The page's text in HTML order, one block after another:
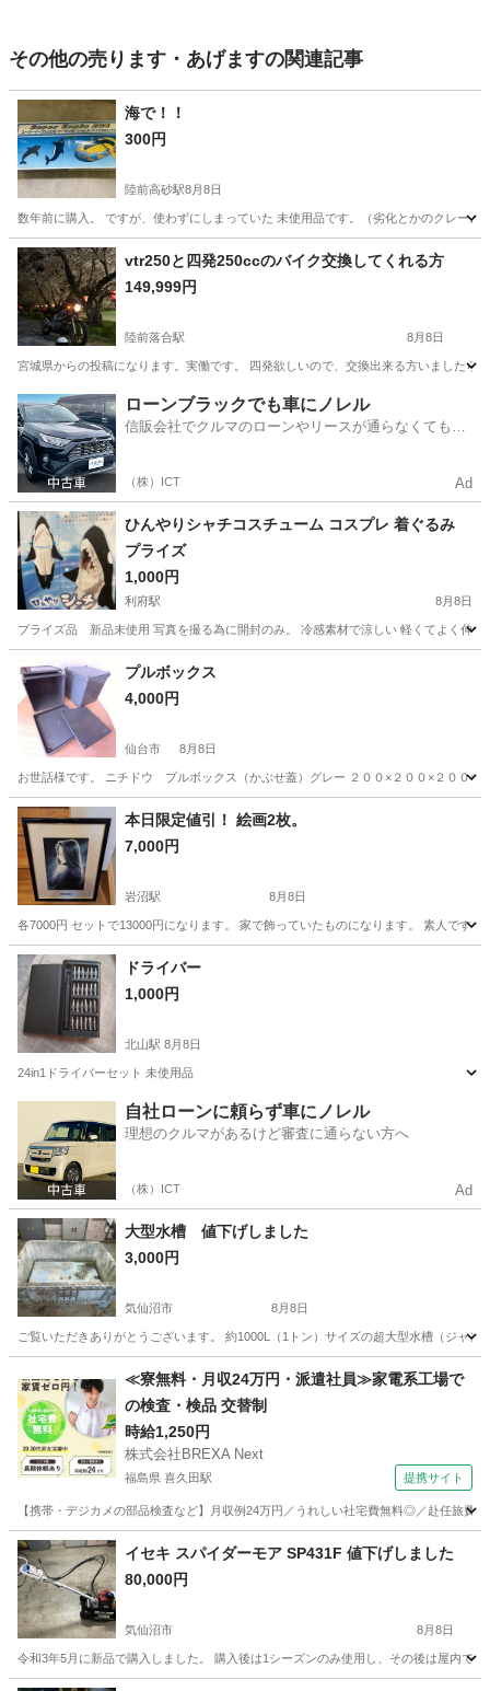
その他の売ります・あげますの関連記事
海で！！
300円
陸前高砂駅8月8日
数年前に購入。 ですが、使わずにしまっていた 未使用品です。（劣化とかのクレー
宮城 仙台市 陸前高砂駅
vtr250と四発250ccのバイク交換してくれる方
149,999円
陸前落合駅 8月8日
宮城県からの投稿になります。実働です。 四発欲しいので、交換出来る方いましたら
宮城 仙台市 陸前落合駅 その他
ローンブラックでも車にノレル
信販会社でクルマのローンやリースが通らなくてもク
（株）ICT Ad
ひんやりシャチコスチューム コスプレ 着ぐるみ
プライズ
1,000円
利府駅 8月8日
プライズ品 新品未使用 写真を撮る為に開封のみ。 冷感素材で涼しい 軽くてよく伸
宮城 宮城郡 利府駅
プルボックス
4,000円
仙台市 8月8日
お世話様です。 ニチドウ プルボックス（かぶせ蓋）グレー ２００×２００×２０
宮城 仙台市 その他 ニチドウ
本日限定値引！ 絵画2枚。
7,000円
岩沼駅 8月8日
各7000円 セットで13000円になります。 家で飾っていたものになります。 素人です
宮城 岩沼市 岩沼駅
ドライバー
1,000円
北山駅 8月8日
24in1ドライバーセット 未使用品
北山駅 その他
自社ローンに頼らず車にノレル
理想のクルマがあるけど審査に通らない方へ
（株）ICT Ad
大型水槽 値下げしました
3,000円
気仙沼市 8月8日
ご覧いただきありがとうございます。 約1000L（1トン）サイズの超大型水槽（ジャ
その他
≪寮無料・月収24万円・派遣社員≫家電系工場で
の検査・検品 交替制
時給1,250円
株式会社BREXA Next
福島県 喜久田駅 提携サイト
【携帯・デジカメの部品検査など】月収例24万円／うれしい社宅費無料◎／赴任旅
福島 郡山市 喜久田駅 その他
イセキ スパイダーモア SP431F 値下げしました
80,000円
気仙沼市 8月8日
令和3年5月に新品で購入しました。 購入後は1シーズンのみ使用し、その後は屋内で